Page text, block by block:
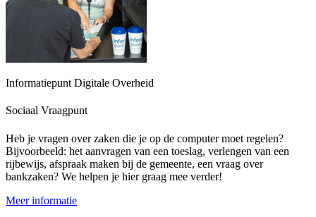
Informatiepunt Digitale Overheid
Sociaal Vraagpunt
Heb je vragen over zaken die je op de computer moet regelen?
Bijvoorbeeld: het aanvragen van een toeslag, verlengen van een
rijbewijs, afspraak maken bij de gemeente, een vraag over
bankzaken? We helpen je hier graag mee verder!
Meer informatie